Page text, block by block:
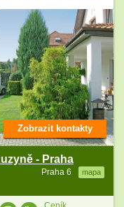
- Praha
Praha 6 mapa
Zobrazit kontakty